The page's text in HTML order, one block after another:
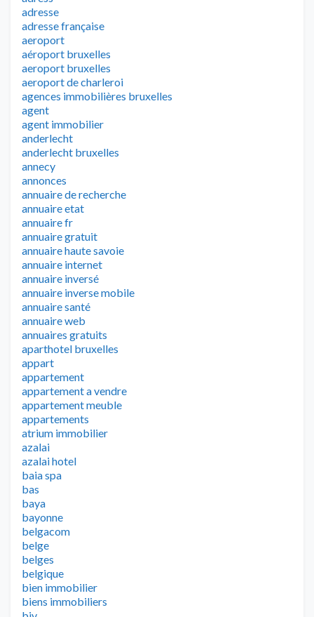
adresse
adresse française
aeroport
aéroport bruxelles
aeroport bruxelles
aeroport de charleroi
agences immobilières bruxelles
agent
agent immobilier
anderlecht
anderlecht bruxelles
annecy
annonces
annuaire de recherche
annuaire etat
annuaire fr
annuaire gratuit
annuaire haute savoie
annuaire internet
annuaire inversé
annuaire inverse mobile
annuaire santé
annuaire web
annuaires gratuits
aparthotel bruxelles
appart
appartement
appartement a vendre
appartement meuble
appartements
atrium immobilier
azalai
azalai hotel
baia spa
bas
baya
bayonne
belgacom
belge
belges
belgique
bien immobilier
biens immobiliers